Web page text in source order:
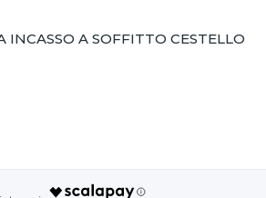
INCASSO A SOFFITTO CESTELLO